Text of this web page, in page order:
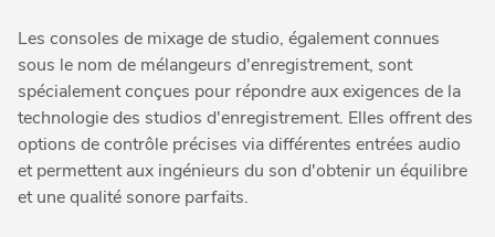
Les consoles de mixage de studio, également connues
sous le nom de mélangeurs d'enregistrement, sont
spécialement conçues pour répondre aux exigences de la
technologie des studios d'enregistrement. Elles offrent des
options de contrôle précises via différentes entrées audio
et permettent aux ingénieurs du son d'obtenir un équilibre
et une qualité sonore parfaits.